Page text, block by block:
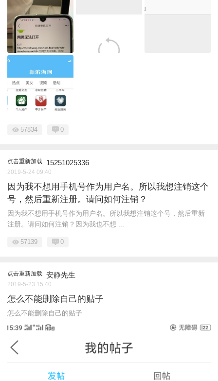
57834 0
点击重新加载 15251025336
2019-5-24 09:40
因为我不想用手机号作为用户名。所以我想注销这个
号，然后重新注册。请问如何注销？
因为我不想用手机号作为用户名。所以我想注销这个号，然后重新
注册。请问如何注销？因为我也不想 ...
57139 0
点击重新加载 安静先生
2019-5-23 15:40
怎么不能删除自己的贴子
怎么不能删除自己的贴子